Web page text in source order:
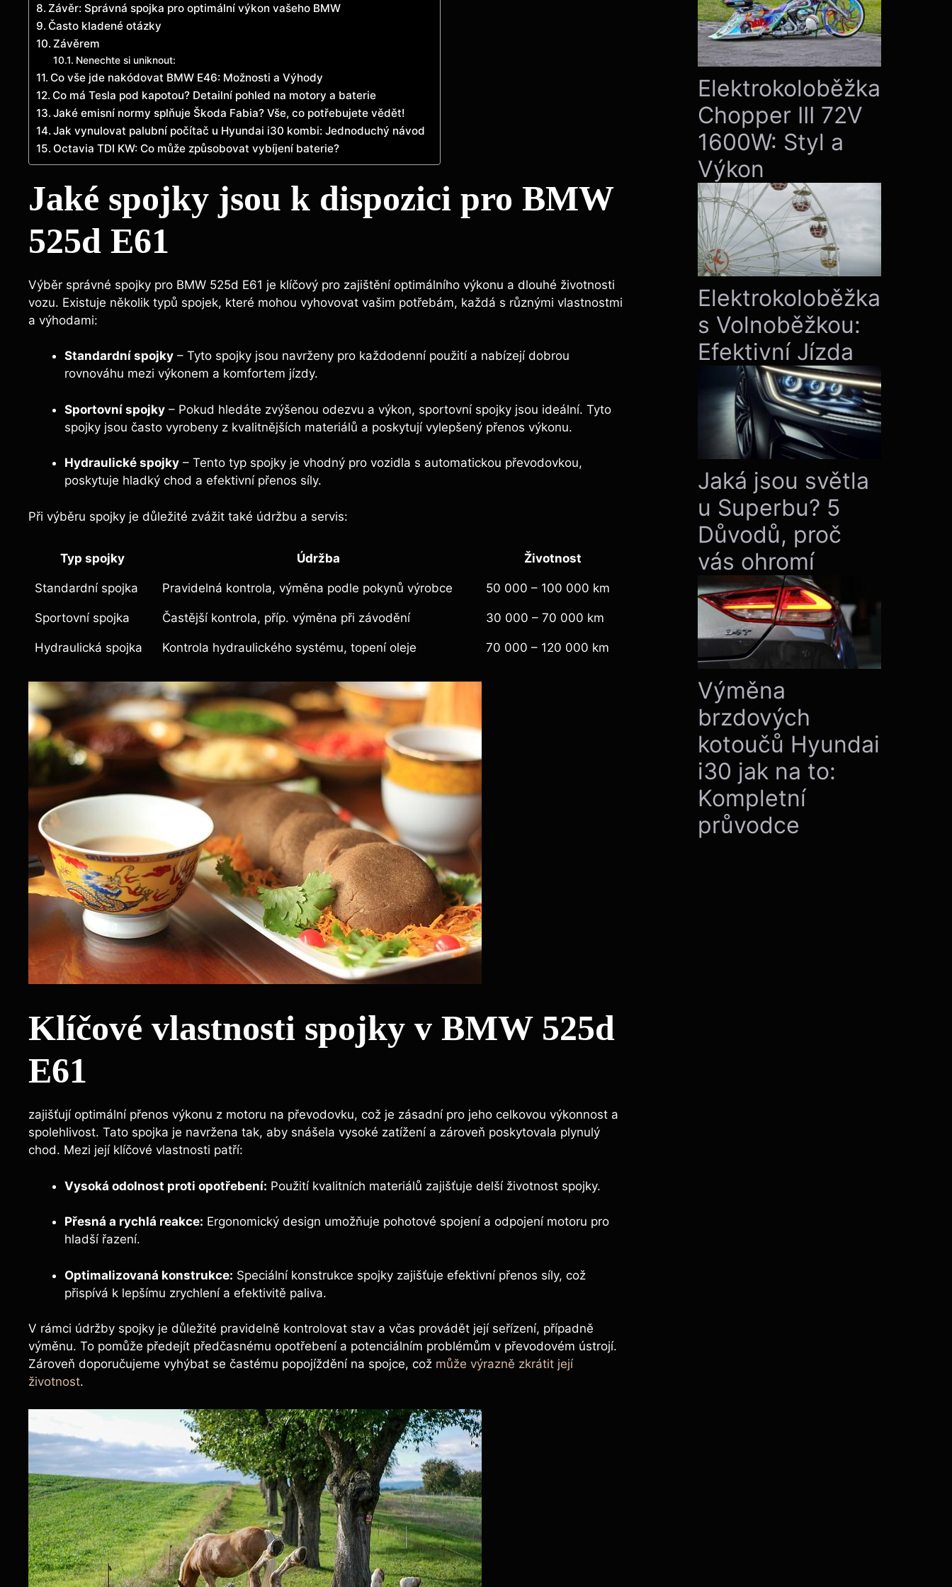
Závěr: Správná spojka pro optimální výkon vašeho BMW
Často kladené otázky
Závěrem
Nenechte si uniknout:
Co vše jde nakódovat BMW E46: Možnosti a Výhody
Co má Tesla pod kapotou? Detailní pohled na motory a baterie
Jaké emisní normy splňuje Škoda Fabia? Vše, co potřebujete vědět!
Jak vynulovat palubní počítač u Hyundai i30 kombi: Jednoduchý návod
Octavia TDI KW: Co může způsobovat vybíjení baterie?
Jaké spojky jsou k dispozici pro BMW
525d E61
Výběr správné spojky pro BMW 525d E61 je klíčový pro zajištění optimálního výkonu a dlouhé životnosti
vozu. Existuje několik typů spojek, které mohou vyhovovat vašim potřebám, každá s různými vlastnostmi
a výhodami:
Standardní spojky – Tyto spojky jsou navrženy pro každodenní použití a nabízejí dobrou
rovnováhu mezi výkonem a komfortem jízdy.
Sportovní spojky – Pokud hledáte zvýšenou odezvu a výkon, sportovní spojky jsou ideální. Tyto
spojky jsou často vyrobeny z kvalitnějších materiálů a poskytují vylepšený přenos výkonu.
Hydraulické spojky – Tento typ spojky je vhodný pro vozidla s automatickou převodovkou,
poskytuje hladký chod a efektivní přenos síly.
Při výběru spojky je důležité zvážit také údržbu a servis:
Typ spojky Údržba Životnost
Standardní spojka Pravidelná kontrola, výměna podle pokynů výrobce 50 000 – 100 000 km
Sportovní spojka Častější kontrola, příp. výměna při závodění 30 000 – 70 000 km
Hydraulická spojka Kontrola hydraulického systému, topení oleje 70 000 – 120 000 km
Klíčové vlastnosti spojky v BMW 525d
E61
zajišťují optimální přenos výkonu z motoru na převodovku, což je zásadní pro jeho celkovou výkonnost a
spolehlivost. Tato spojka je navržena tak, aby snášela vysoké zatížení a zároveň poskytovala plynulý
chod. Mezi její klíčové vlastnosti patří:
Vysoká odolnost proti opotřebení: Použití kvalitních materiálů zajišťuje delší životnost spojky.
Přesná a rychlá reakce: Ergonomický design umožňuje pohotové spojení a odpojení motoru pro
hladší řazení.
Optimalizovaná konstrukce: Speciální konstrukce spojky zajišťuje efektivní přenos síly, což
přispívá k lepšímu zrychlení a efektivitě paliva.
V rámci údržby spojky je důležité pravidelně kontrolovat stav a včas provádět její seřízení, případně
výměnu. To pomůže předejít předčasnému opotřebení a potenciálním problémům v převodovém ústrojí.
Zároveň doporučujeme vyhýbat se častému popojíždění na spojce, což může výrazně zkrátit její
životnost.
Elektrokoloběžka
Chopper III 72V
1600W: Styl a
Výkon
Elektrokoloběžka
s Volnoběžkou:
Efektivní Jízda
Jaká jsou světla
u Superbu? 5
Důvodů, proč
vás ohromí
Výměna
brzdových
kotoučů Hyundai
i30 jak na to:
Kompletní
průvodce